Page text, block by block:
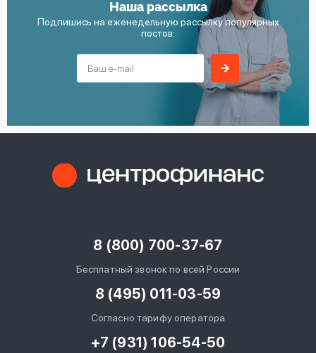
Наша рассылка
Подпишись на еженедельную рассылку популярных
постов:
8 (800) 700-37-67
Бесплатный звонок по всей России
8 (495) 011-03-59
Согласно тарифу оператора
+7 (931) 106-54-50